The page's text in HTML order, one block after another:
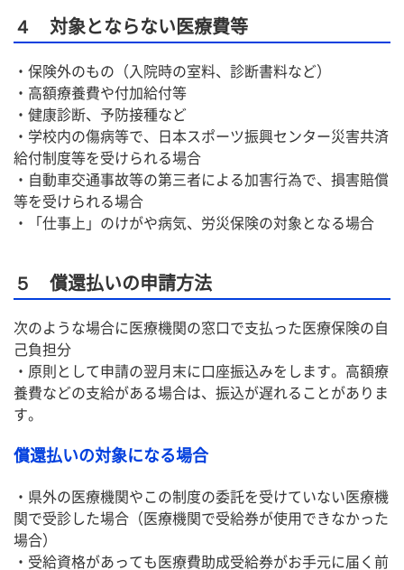
４ 対象とならない医療費等
・保険外のもの（入院時の室料、診断書料など）
・高額療養費や付加給付等
・健康診断、予防接種など
・学校内の傷病等で、日本スポーツ振興センター災害共済
給付制度等を受けられる場合
・自動車交通事故等の第三者による加害行為で、損害賠償
等を受けられる場合
・「仕事上」のけがや病気、労災保険の対象となる場合
５ 償還払いの申請方法
次のような場合に医療機関の窓口で支払った医療保険の自
己負担分
・原則として申請の翌月末に口座振込みをします。高額療
養費などの支給がある場合は、振込が遅れることがありま
す。
償還払いの対象になる場合
・県外の医療機関やこの制度の委託を受けていない医療機
関で受診した場合（医療機関で受給券が使用できなかった
場合）
・受給資格があっても医療費助成受給券がお手元に届く前